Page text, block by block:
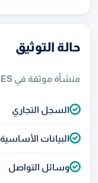
حالة التوثيق
منشأة موثقة في VWIRES
السجل التجاري
البيانات الأساسية
وسائل التواصل